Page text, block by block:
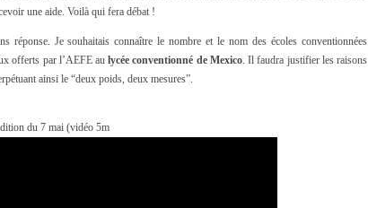
une aide. Voilà qui fera débat !
réponse. Je souhaitais connaître le nombre et le nom des écoles conventionnées
offerts par l’AEFE aulycée conventionné de Mexico. Il faudra justifier les raisons
ainsi le “deux poids, deux mesures”.
du 7 mai (vidéo 5m